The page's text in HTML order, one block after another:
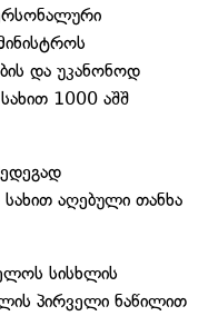
და უკანონოდ
1000 აშშ
აღებული თანხა
სისხლის
პირველი ნაწილით